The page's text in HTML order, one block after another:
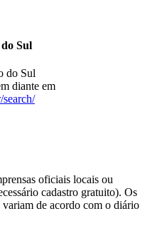
Sul
do Sul
diante em
oficiais locais ou
cadastro gratuito). Os
de acordo com o diário